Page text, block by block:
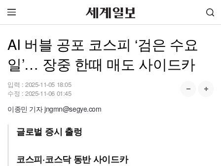
AI 버블 공포 코스피 ‘검은 수요
일’… 장중 한때 매도 사이드카
입력 : 2025-11-05 18:05
수정 : 2025-11-06 01:45
이종민 기자 jngmn@segye.com
글로벌 증시 출렁
코스피·코스닥 동반 사이드카